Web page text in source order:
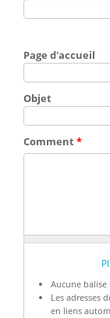
Page d'accueil
Objet
Comment*
Aucune balise
Les adresses
en liens